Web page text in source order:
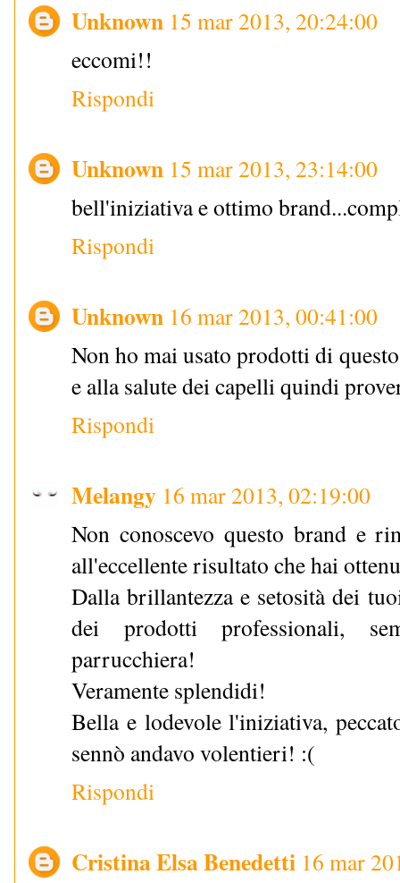
Unknown 15 mar 2013, 20:24:00
eccomi!!
Rispondi
Unknown 15 mar 2013, 23:14:00
bell'iniziativa e ottimo
Rispondi
Unknown 16 mar 2013, 00:41:00
Non ho mai usato prodotti di
e alla salute dei capelli quindi
Rispondi
Melangy 16 mar 2013, 02:19:00
Non conoscevo questo brand e
all'eccellente risultato che hai
Dalla brillantezza e setosità dei
dei prodotti professionali,
parrucchiera!
Veramente splendidi!
Bella e lodevole l'iniziativa,
sennò andavo volentieri! :(
Rispondi
Cristina Elsa Benedetti 16 mar